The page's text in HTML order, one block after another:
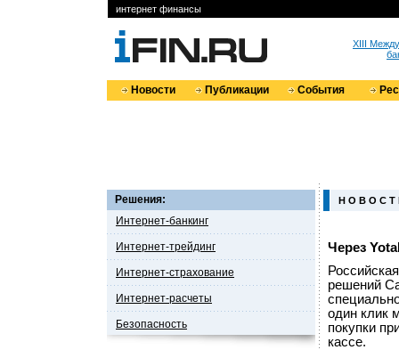
интернет финансы
XIII
Новости Публикации События
Решения:
Интернет-банкинг
Интернет-трейдинг
Интернет-страхование
Интернет-расчеты
Безопасность
Н О В О С Т
Через
решений
один клик
покупки
кассе.